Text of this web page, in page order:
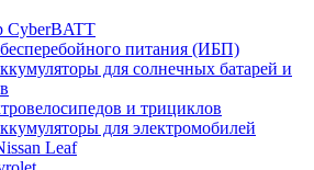
CyberBATT
питания (ИБП)
для солнечных батарей и
и трициклов
для электромобилей
Leaf